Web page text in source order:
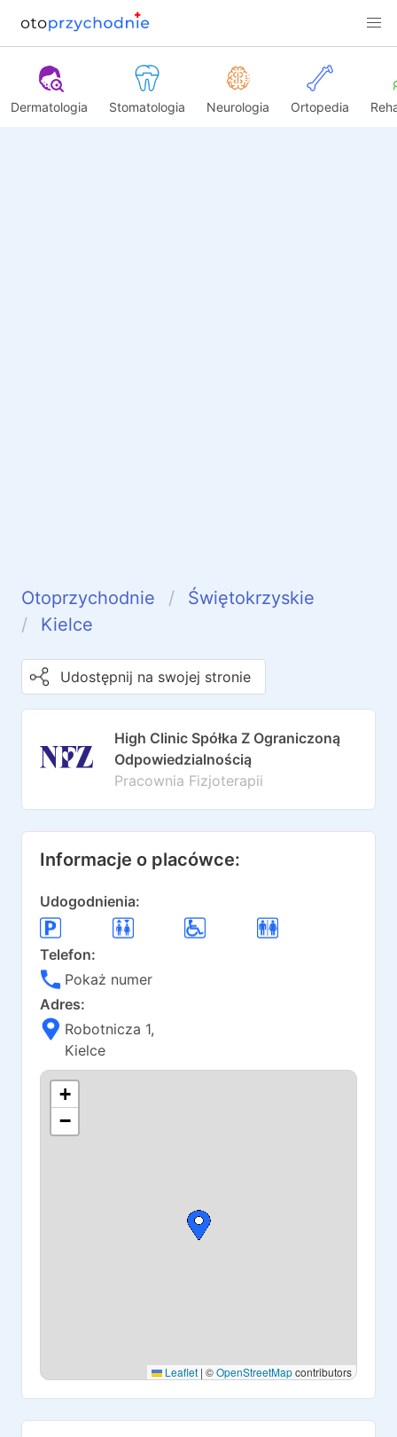
Dermatologia Stomatologia Neurologia Ortopedia
Otoprzychodnie
Świętokrzyskie
Kielce
Udostępnij na swojej stronie
High Clinic Spółka Z Ograniczoną
Odpowiedzialnością
Pracownia Fizjoterapii
Informacje o placówce:
Udogodnienia:
Telefon:
Pokaż numer
Adres:
Robotnicza 1,
Kielce
+
−
Leaflet | ©OpenStreetMapcontributors